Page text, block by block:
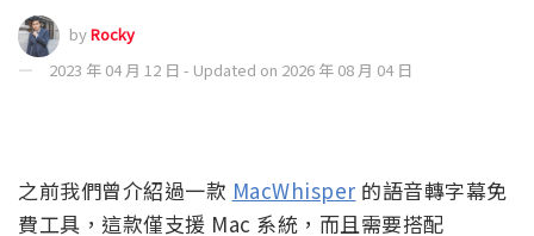
byRocky
2023 年 04 月 12 日 - Updated on 2026 年 08 月 04 日
之前我們曾介紹過一款 MacWhisper 的語音轉字幕免
費工具，這款僅支援 Mac 系統，而且需要搭配